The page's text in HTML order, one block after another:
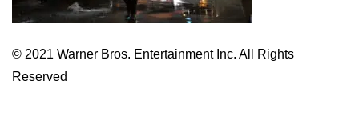
© 2021 Warner Bros. Entertainment Inc. All Rights
Reserved